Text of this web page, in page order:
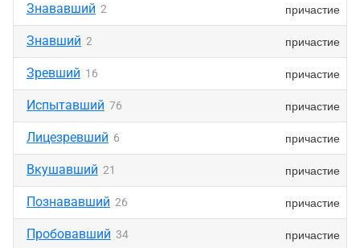
Знававший 2 причастие
Знавший 2 причастие
Зревший 16 причастие
Испытавший 76 причастие
Лицезревший 6 причастие
Вкушавший 21 причастие
Познававший 26 причастие
Пробовавший 34 причастие